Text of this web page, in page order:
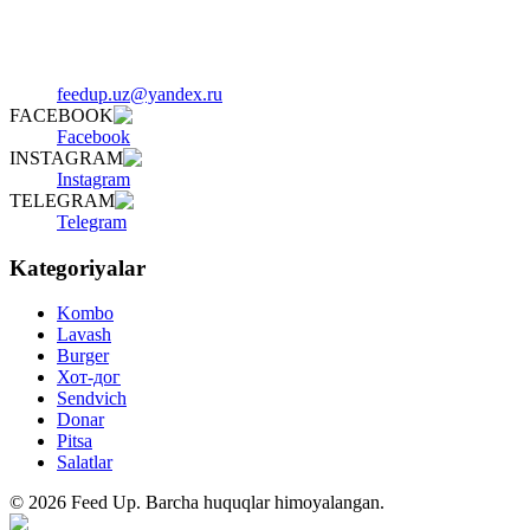
feedup.uz@yandex.ru
FACEBOOK
Facebook
INSTAGRAM
Instagram
TELEGRAM
Telegram
Kategoriyalar
Kombo
Lavash
Burger
Хот-дог
Sendvich
Donar
Pitsa
Salatlar
© 2026 Feed Up. Barcha huquqlar himoyalangan.